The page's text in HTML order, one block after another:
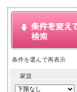
条件を選んで再表示
家賃